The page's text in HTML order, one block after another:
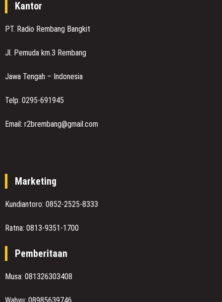
Kantor
PT. Radio Rembang Bangkit
Jl. Pemuda km.3 Rembang
Jawa Tengah – Indonesia
Telp. 0295-691945
Email: r2brembang@gmail.com
Marketing
Kundiantoro: 0852-2525-8333
Ratna: 0813-9351-1700
Pemberitaan
Musa: 081326303408